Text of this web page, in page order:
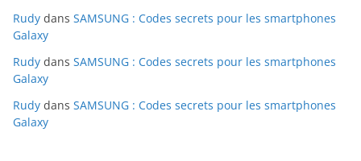
Rudy dans SAMSUNG : Codes secrets pour les smartphones
Galaxy
Rudy dans SAMSUNG : Codes secrets pour les smartphones
Galaxy
Rudy dans SAMSUNG : Codes secrets pour les smartphones
Galaxy